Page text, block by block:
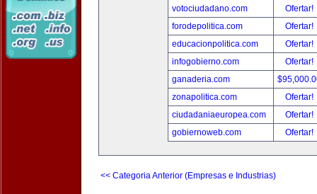
votociudadano.com
Ofertar!
forodepolitica.com
Ofertar!
educacionpolitica.com
Ofertar!
infogobierno.com
Ofertar!
ganaderia.com
zonapolitica.com
Ofertar!
ciudadaniaeuropea.com
Ofertar!
gobiernoweb.com
Ofertar!
<< Categoria Anterior (Empresas e Industrias)